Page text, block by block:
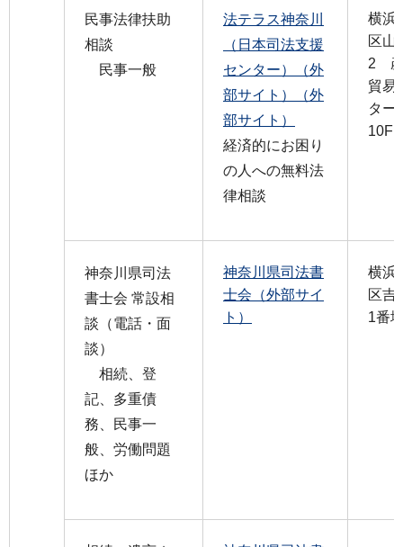
民事法律扶助
相談
民事一般
法テラス神奈川
（日本司法支援
センター）（外
部サイト）（外
部サイト）
経済的にお困り
の人への無料法
律相談
横浜
区山
2
貿易
ター
10F
神奈川県司法
書士会 常設相
談（電話・面
談）
相続、登
記、多重債
務、民事一
般、労働問題
ほか
神奈川県司法書
士会（外部サイ
ト）
横浜
区吉
1番